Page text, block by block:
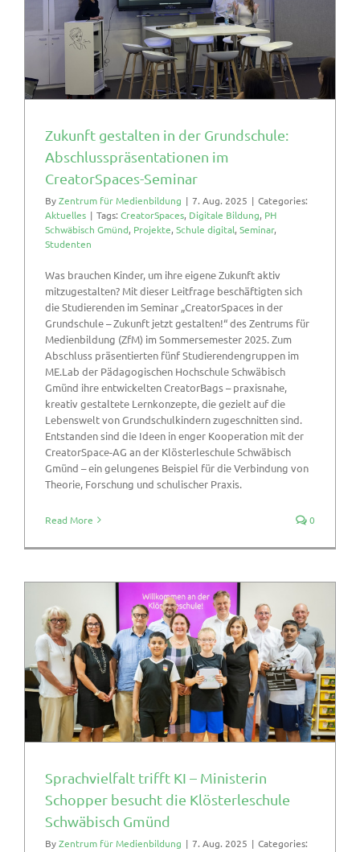
Zukunft gestalten in der Grundschule:
Abschlusspräsentationen im
CreatorSpaces-Seminar
ByZentrum für Medienbildung | 7. Aug. 2025 | Categories:
Aktuelles | Tags: CreatorSpaces, Digitale Bildung, PH
Schwäbisch Gmünd, Projekte, Schule digital, Seminar,
Studenten
Was brauchen Kinder, um ihre eigene Zukunft aktiv
mitzugestalten? Mit dieser Leitfrage beschäftigten sich
die Studierenden im Seminar „CreatorSpaces in der
Grundschule – Zukunft jetzt gestalten!“ des Zentrums für
Medienbildung (ZfM) im Sommersemester 2025. Zum
Abschluss präsentierten fünf Studierendengruppen im
ME.Lab der Pädagogischen Hochschule Schwäbisch
Gmünd ihre entwickelten CreatorBags – praxisnahe,
kreativ gestaltete Lernkonzepte, die gezielt auf die
Lebenswelt von Grundschulkindern zugeschnitten sind.
Entstanden sind die Ideen in enger Kooperation mit der
CreatorSpace-AG an der Klösterleschule Schwäbisch
Gmünd – ein gelungenes Beispiel für die Verbindung von
Theorie, Forschung und schulischer Praxis.
Read More 0
Sprachvielfalt trifft KI – Ministerin
Schopper besucht die Klösterleschule
Schwäbisch Gmünd
ByZentrum für Medienbildung | 7. Aug. 2025 | Categories: